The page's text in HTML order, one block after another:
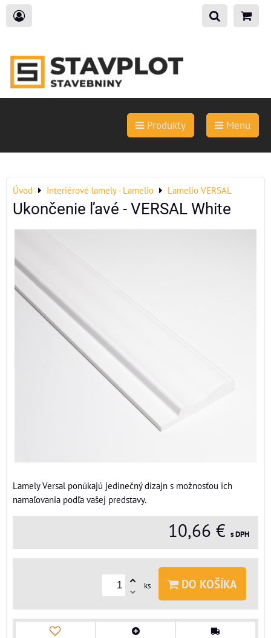
Produkty Menu
Úvod Interiérové lamely - Lamelio Lamelio VERSAL
Ukončenie ľavé - VERSAL White
Lamely Versal ponúkajú jedinečný dizajn s možnosťou ich
namaľovania podľa vašej predstavy.
10,66 € s DPH
ks DO KOŠÍKA